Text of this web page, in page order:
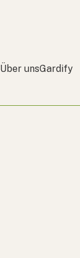
Über unsGardify